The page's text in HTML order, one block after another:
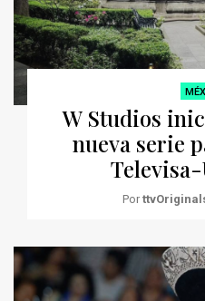
W Studios
nueva serie
Por